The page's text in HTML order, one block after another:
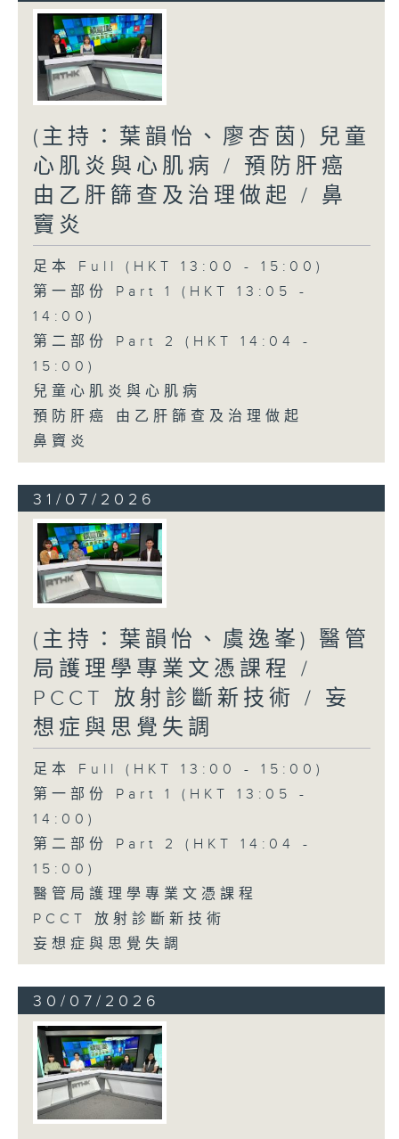
(主持：葉韻怡、廖杏茵) 兒童
心肌炎與心肌病 / 預防肝癌
由乙肝篩查及治理做起 / 鼻
竇炎
足本 Full (HKT 13:00 - 15:00)
第一部份 Part 1 (HKT 13:05 -
14:00)
第二部份 Part 2 (HKT 14:04 -
15:00)
兒童心肌炎與心肌病
預防肝癌 由乙肝篩查及治理做起
鼻竇炎
31/07/2026
(主持：葉韻怡、虞逸峯) 醫管
局護理學專業文憑課程 /
PCCT 放射診斷新技術 / 妄
想症與思覺失調
足本 Full (HKT 13:00 - 15:00)
第一部份 Part 1 (HKT 13:05 -
14:00)
第二部份 Part 2 (HKT 14:04 -
15:00)
醫管局護理學專業文憑課程
PCCT 放射診斷新技術
妄想症與思覺失調
30/07/2026